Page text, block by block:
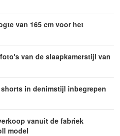
van 165 cm voor het
van de slaapkamerstijl van
in denimstijl inbegrepen
vanuit de fabriek
model